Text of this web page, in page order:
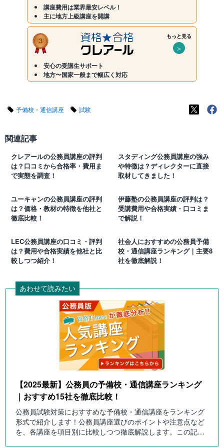
講座費用は業界最安レベル！
主に地方上級講座を開講
もっと見る
＞
安心の受講生サポート
地方〜国家一般まで幅広く対応
予備校・通信講座 試験
関連記事
クレアールの公務員講座の評判
は？口コミから合格率・費用ま
で実態を調査！
スタディング公務員講座の強み
や特徴は？ディレクターに直接
取材してきました！
ユーキャンの公務員講座の評判
は？価格・教材の特徴を他社と
徹底比較！
伊藤塾の公務員講座の評判は？
受講費用や合格実績・口コミま
で解説！
LEC公務員講座の口コミ・評判
は？費用や合格実績を他社と比
較しつつ紹介！
社会人におすすめの公務員予備
校・通信講座ランキング｜主要8
社を徹底解説！
あわせて読みたい
【2025最新】公務員の予備校・通信講座ランキング
｜おすすめ15社を徹底比較！
公務員試験対策におすすめな予備校・通信講座をランキング
形式で紹介します！公務員講座選びのポイントや注意点など
を、各講座を項目別に比較しつつ徹底解説します。この記事